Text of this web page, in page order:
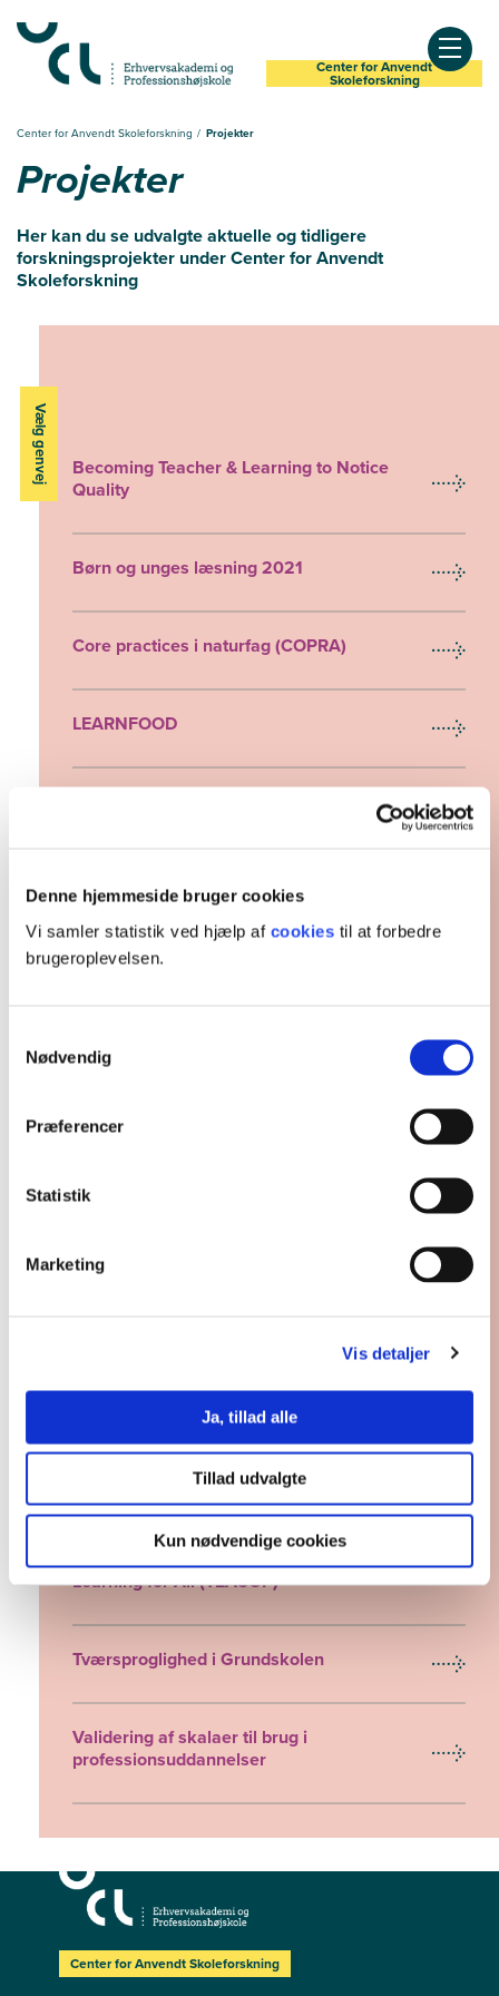
Denne hjemmeside bruger cookies
Vi samler statistik ved hjælp af cookies til at forbedre
brugeroplevelsen.
Nødvendig
Præferencer
Statistik
Marketing
Vis detaljer
Ja, tillad alle
Tillad udvalgte
Kun nødvendige cookies
Center for Anvendt
Skoleforskning Åben
Center for Anvendt Skoleforskning Projekter
Projekter
Her kan du se udvalgte aktuelle og tidligere
forskningsprojekter under Center for Anvendt
Skoleforskning
Vælg genvej
Becoming Teacher & Learning to Notice
Quality
Børn og unges læsning 2021
Core practices i naturfag (COPRA)
LEARNFOOD
Målstyring, lærerarbejde og
National indsats for børn og unges
lærerpraksisser, muligheder for læring i
praktik og frafald
Teacher Core Practises for Engaging
Learning for All (TEACOP)
Tværsproglighed i Grundskolen
Validering af skalaer til brug i
professionsuddannelser
Center for Anvendt Skoleforskning